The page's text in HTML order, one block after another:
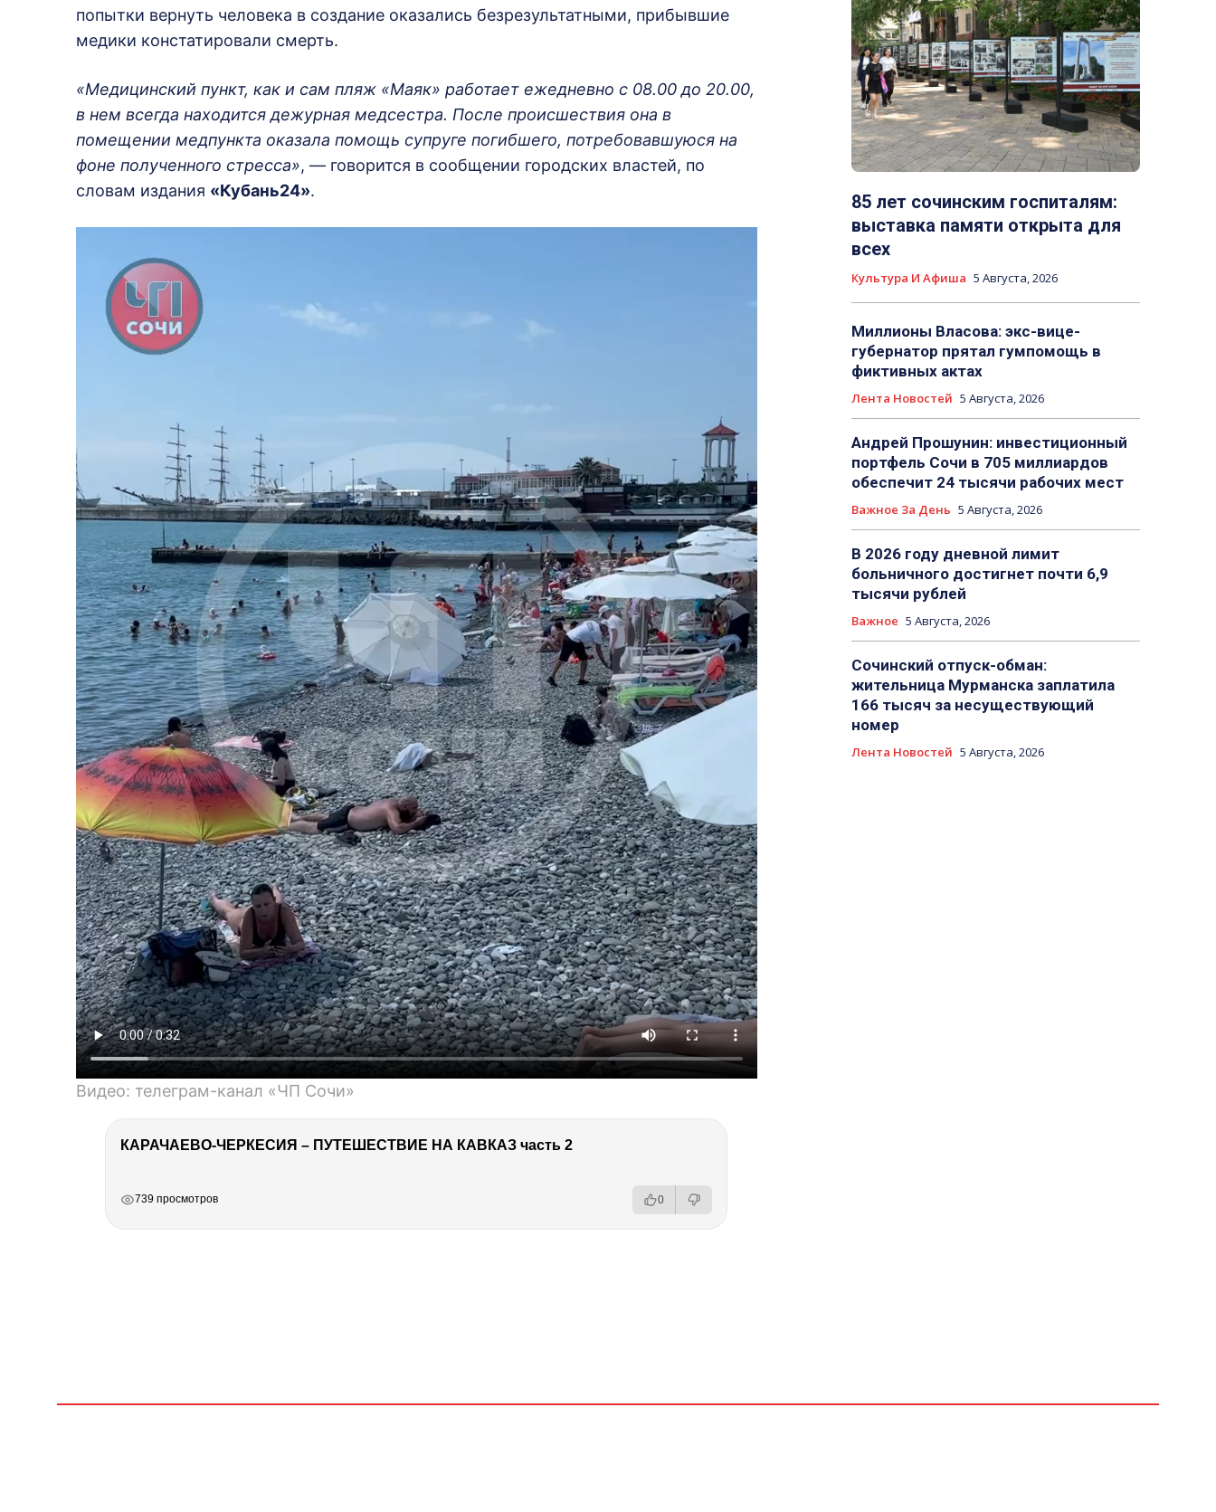
попытки вернуть человека в создание оказались безрезультатными, прибывшие
медики констатировали смерть.
«Медицинский пункт, как и сам пляж «Маяк» работает ежедневно с 08.00 до 20.00,
в нем всегда находится дежурная медсестра. После происшествия она в
помещении медпункта оказала помощь супруге погибшего, потребовавшуюся на
фоне полученного стресса», — говорится в сообщении городских властей, по
словам издания «Кубань24».
Видео: телеграм-канал «ЧП Сочи»
КАРАЧАЕВО-ЧЕРКЕСИЯ – ПУТЕШЕСТВИЕ НА КАВКАЗ часть 2
739 просмотров 0
85 лет сочинским госпиталям:
выставка памяти открыта для
всех
Культура И Афиша 5 Августа, 2026
Миллионы Власова: экс-вице-
губернатор прятал гумпомощь в
фиктивных актах
Лента Новостей 5 Августа, 2026
Андрей Прошунин: инвестиционный
портфель Сочи в 705 миллиардов
обеспечит 24 тысячи рабочих мест
Важное За День 5 Августа, 2026
В 2026 году дневной лимит
больничного достигнет почти 6,9
тысячи рублей
Важное 5 Августа, 2026
Сочинский отпуск-обман:
жительница Мурманска заплатила
166 тысяч за несуществующий
номер
Лента Новостей 5 Августа, 2026